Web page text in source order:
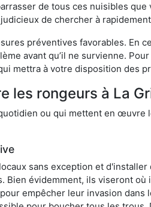
de tous ces nuisibles
de chercher à
préventives favorables. En
avant qu’il ne survienne.
mettra à votre disposition des
les rongeurs à La
ou qui mettent en
sans exception et
évidemment, ils viseront
empêcher leur invasion